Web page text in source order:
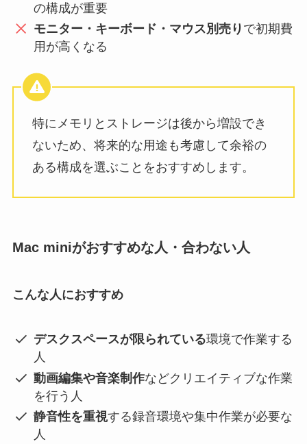
の構成が重要
モニター・キーボード・マウス別売り で初期費
用が高くなる
特にメモリとストレージは後から増設でき
ないため、将来的な用途も考慮して余裕の
ある構成を選ぶことをおすすめします。
Mac miniがおすすめな人・合わない人
こんな人におすすめ
デスクスペースが限られている環境で作業する
人
動画編集や音楽制作などクリエイティブな作業
を行う人
静音性を重視する録音環境や集中作業が必要な
人